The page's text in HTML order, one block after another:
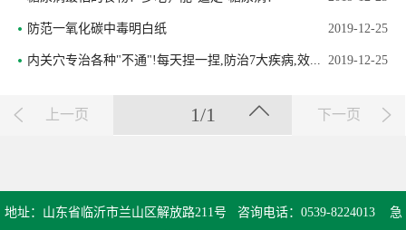
防范一氧化碳中毒明白纸 2019-12-25
内关穴专治各种"不通"!每天捏一捏,防治7大疾病,效... 2019-12-25
上一页 1/1 下一页
地址：山东省临沂市兰山区解放路211号 咨询电话： 0539-8224013
急